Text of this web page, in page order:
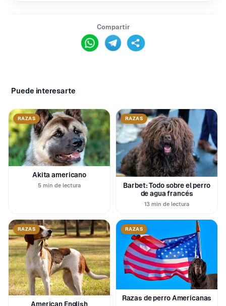
Compartir
Puede interesarte
RAZAS
Akita americano
5 min de lectura
RAZAS
Barbet: Todo sobre el perro
de agua francés
13 min de lectura
RAZAS
American English
RAZAS
Razas de perro Americanas